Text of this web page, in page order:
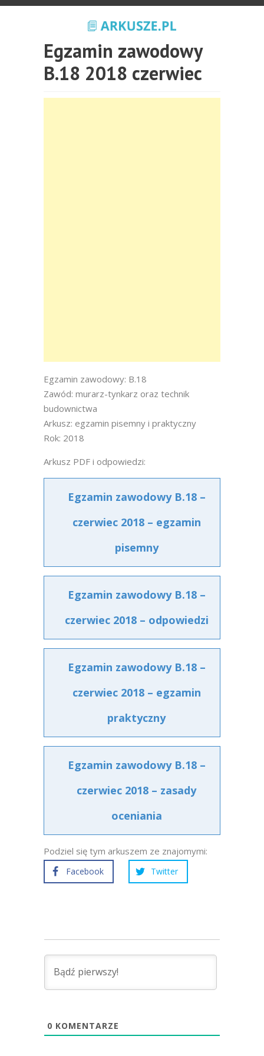
Egzamin zawodowy
B.18 2018 czerwiec
Egzamin zawodowy: B.18
Zawód: murarz-tynkarz oraz technik
budownictwa
Arkusz: egzamin pisemny i praktyczny
Rok: 2018
Arkusz PDF i odpowiedzi:
Egzamin zawodowy B.18 –
czerwiec 2018 – egzamin
pisemny
Egzamin zawodowy B.18 –
czerwiec 2018 – odpowiedzi
Egzamin zawodowy B.18 –
czerwiec 2018 – egzamin
praktyczny
Egzamin zawodowy B.18 –
czerwiec 2018 – zasady
oceniania
Podziel się tym arkuszem ze znajomymi:
Facebook Twitter
0 KOMENTARZE